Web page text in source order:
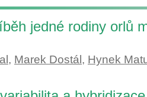
jedné rodiny orlů
, Marek Dostál , Hynek